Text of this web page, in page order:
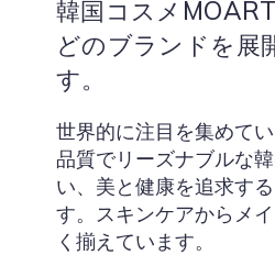
韓国コスメ
どのブランドを展
す。
世界的に注目を集めて
品質でリーズナブルな
い、美と健康を追求す
す。スキンケアからメ
く揃えています。